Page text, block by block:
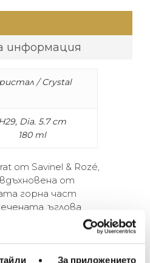
За приложението
информация
/ Crystal
Dia. 5.7 cm
180 ml
от Savinel & Rozé,
от
горна част
ъглова
форма допълва
Vega включва
и още артикули за